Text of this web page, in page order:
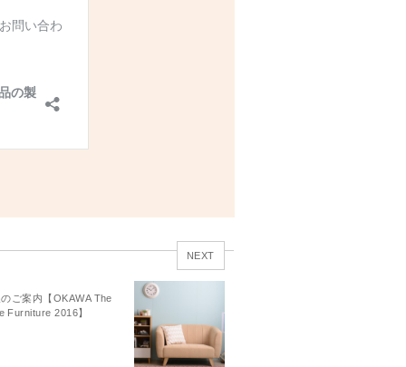
NEXT
ご案内【OKAWA The
Furniture 2016】